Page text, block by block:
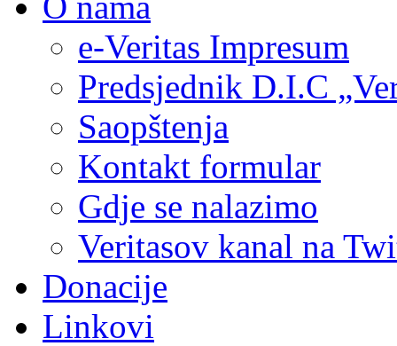
e-Veritas Impresum
Predsjednik D.I.C
Saopštenja
Kontakt formular
Gdje se nalazimo
Veritasov kanal na
Donacije
Linkovi